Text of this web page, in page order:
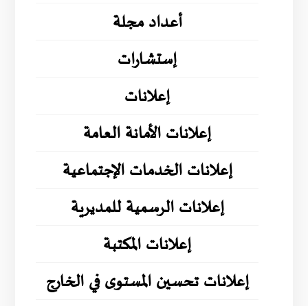
أعداد مجلة
إستشارات
إعلانات
إعلانات الأمانة العامة
إعلانات الخدمات الإجتماعية
إعلانات الرسمية للمديرية
إعلانات المكتبة
إعلانات تحسين المستوى في الخارج